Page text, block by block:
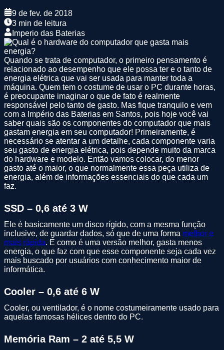
9 de fev. de 2018
3 min de leitura
Imperio das Baterias
Quando se trata de computador, o primeiro pensamento é
relacionado ao desempenho que ele possa ter e o tanto de
energia elétrica que vai ser usada para manter toda a
máquina. Quem tem o costume de usar o PC durante horas,
é preocupante imaginar o que de fato é realmente
responsável pelo tanto de gasto. Mas fique tranquilo e vem
com a Império das Baterias em Santos, pois hoje você vai
saber quais são os componentes do computador que mais
gastam energia em seu computador! Primeiramente, é
necessário se atentar a um detalhe, cada componente varia
seu gasto de energia elétrica, pois depende muito da marca
do hardware e modelo. Então vamos colocar, do menor
gasto até o maior, o que normalmente essa peça utiliza de
energia, além de informações essenciais do que cada um
faz.
SSD – 0,6 até 3 W
Ele é basicamente um disco rígido, com a mesma função
inclusive, de guardar dados, só que de uma forma melhor e
mais rápida. E como é uma versão melhor, gasta menos
energia, o que faz com que esse componente seja cada vez
mais buscado por usuários com conhecimento maior de
informática.
Cooler – 0,6 até 6 W
Cooler, ou ventilador, é o nome costumeiramente usado para
aquelas famosas hélices dentro do PC.
Memória Ram – 2 até 5,5 W